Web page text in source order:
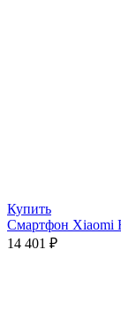
Купить
Смартфон Xiaomi
14 401 ₽